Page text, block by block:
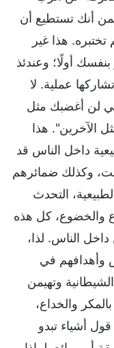
أنك تستطيع أن
هذا غير
أولًا؛ وعندئذ
عملية. لا
لن أغضبك مثل
الآخرين". هذا
داخل الناس قد
وكذلك ضمائرهم
التحدث
والخضوع، كل هذه
داخل الناس. لذا،
وأهدافهم في
وتهيمن
والخداع،
أشياء تبدو